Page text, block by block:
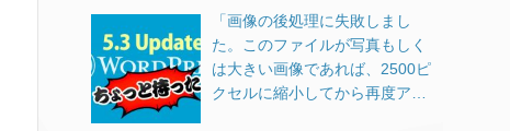
文字となってしまうため、OS
やアプリによる拡大表示機能が
充実してきています。
[DropWin src=”https://www.ii-
[]).push({}); </script>
ステムの電源回生に関する問題
に対処します。 Intel SSD問題
は対策済み。 東芝バッテリ問題
も対策済みだが6月まで待て
と。 私は4番目のオーディオ・
では動作保証対象外ですが、問
題なく動作はしました。
https://www.ii-sys.jp/notes/1040
「画像の後処理に失敗しまし
た。このファイルが写真もしく
は大きい画像であれば、2500ピ
クセルに縮小してから再度アッ